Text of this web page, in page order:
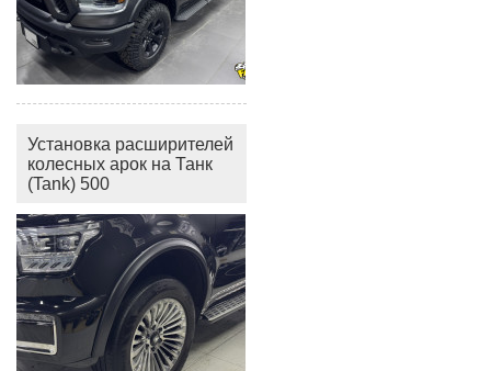
Установка расширителей
колесных арок на Танк
(Tank) 500